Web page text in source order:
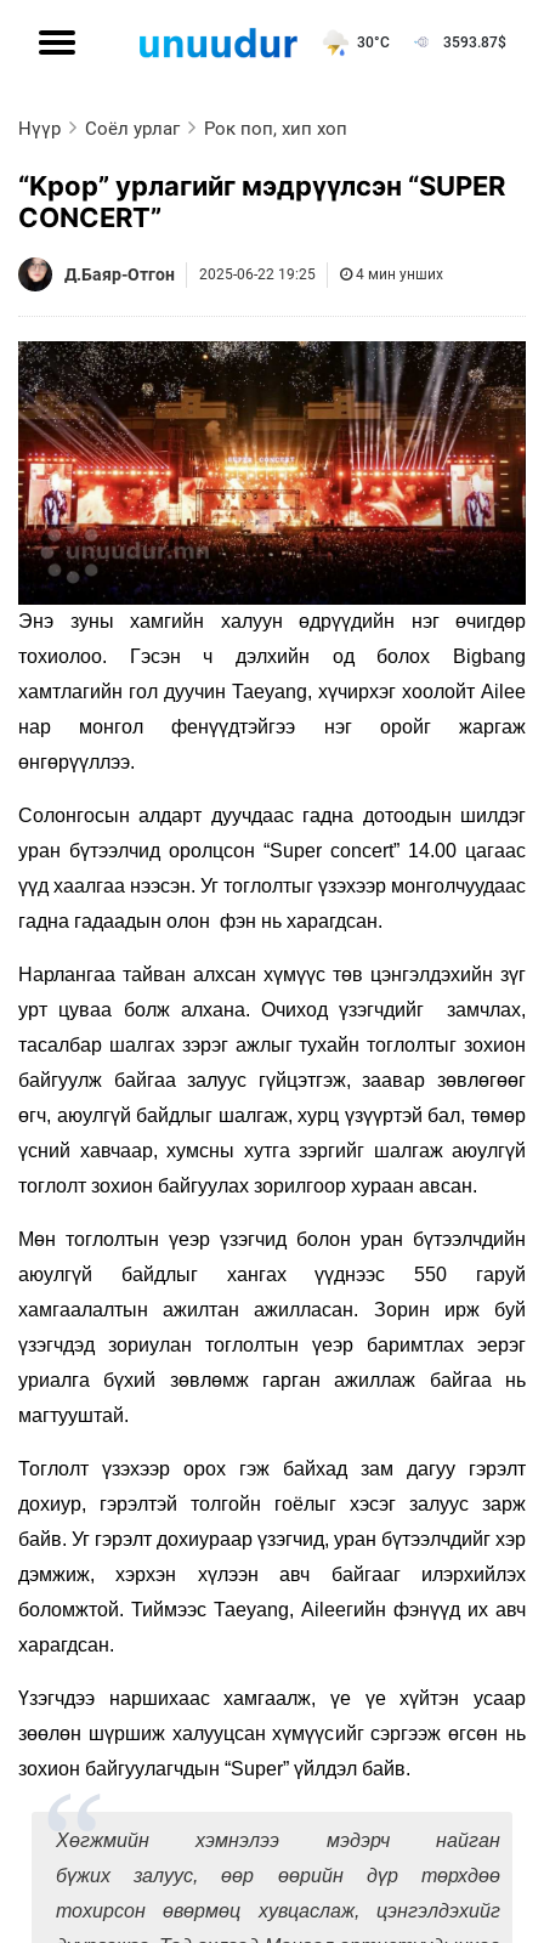
30°C 3593.87$
Нүүр Соёл урлаг Рок поп, хип хоп
“Kpop” урлагийг мэдрүүлсэн “SUPER
CONCERT”
Д.Баяр-Отгон 2025-06-22 19:25 4 мин унших
Энэ зуны хамгийн халуун өдрүүдийн нэг өчигдөр
тохиолоо. Гэсэн ч дэлхийн од болох Bigbang
хамтлагийн гол дуучин Таeyang, хүчирхэг хоолойт Ailee
нар монгол фенүүдтэйгээ нэг оройг жаргаж
өнгөрүүллээ.
Солонгосын алдарт дуучдаас гадна дотоодын шилдэг
уран бүтээлчид оролцсон “Super concert” 14.00 цагаас
үүд хаалгаа нээсэн. Уг тоглолтыг үзэхээр монголчуудаас
гадна гадаадын олон фэн нь харагдсан.
Нарлангаа тайван алхсан хүмүүс төв цэнгэлдэхийн зүг
урт цуваа болж алхана. Очиход үзэгчдийг замчлах,
тасалбар шалгах зэрэг ажлыг тухайн тоглолтыг зохион
байгуулж байгаа залуус гүйцэтгэж, заавар зөвлөгөөг
өгч, аюулгүй байдлыг шалгаж, хурц үзүүртэй бал, төмөр
үсний хавчаар, хумсны хутга зэргийг шалгаж аюулгүй
тоглолт зохион байгуулах зорилгоор хураан авсан.
Мөн тоглолтын үеэр үзэгчид болон уран бүтээлчдийн
аюулгүй байдлыг хангах үүднээс 550 гаруй
хамгаалалтын ажилтан ажилласан. Зорин ирж буй
үзэгчдэд зориулан тоглолтын үеэр баримтлах эерэг
уриалга бүхий зөвлөмж гарган ажиллаж байгаа нь
магтууштай.
Тоглолт үзэхээр орох гэж байхад зам дагуу гэрэлт
дохиур, гэрэлтэй толгойн гоёлыг хэсэг залуус зарж
байв. Уг гэрэлт дохиураар үзэгчид, уран бүтээлчдийг хэр
дэмжиж, хэрхэн хүлээн авч байгааг илэрхийлэх
боломжтой. Тиймээс Таeyang, Aileeгийн фэнүүд их авч
харагдсан.
Үзэгчдээ наршихаас хамгаалж, үе үе хүйтэн усаар
зөөлөн шүршиж халууцсан хүмүүсийг сэргээж өгсөн нь
зохион байгуулагчдын “Super” үйлдэл байв.
Хөгжмийн хэмнэлээ мэдэрч найган
бүжих залуус, өөр өөрийн дүр төрхдөө
тохирсон өвөрмөц хувцаслаж, цэнгэлдэхийг